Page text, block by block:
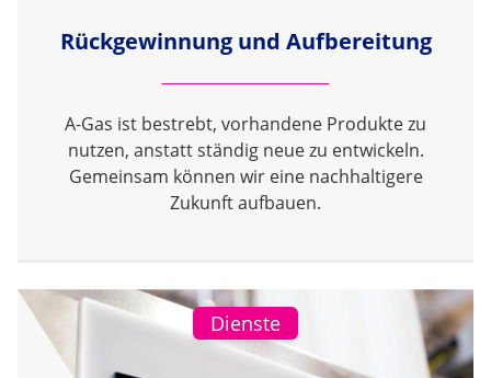
Rückgewinnung und Aufbereitung
A-Gas ist bestrebt, vorhandene Produkte zu
nutzen, anstatt ständig neue zu entwickeln.
Gemeinsam können wir eine nachhaltigere
Zukunft aufbauen.
Dienste